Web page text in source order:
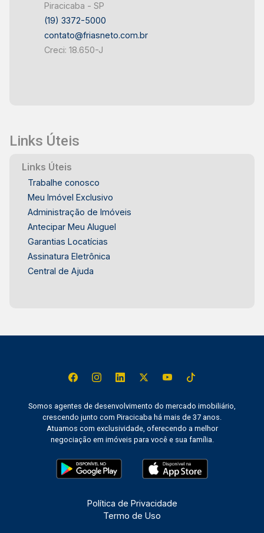
Piracicaba - SP
(19) 3372-5000
contato@friasneto.com.br
Creci: 18.650-J
Links Úteis
Links Úteis
Trabalhe conosco
Meu Imóvel Exclusivo
Administração de Imóveis
Antecipar Meu Aluguel
Garantias Locatícias
Assinatura Eletrônica
Central de Ajuda
Somos agentes de desenvolvimento do mercado imobiliário,
crescendo junto com Piracicaba há mais de 37 anos.
Atuamos com exclusividade, oferecendo a melhor
negociação em imóveis para você e sua família.
Política de Privacidade
Termo de Uso